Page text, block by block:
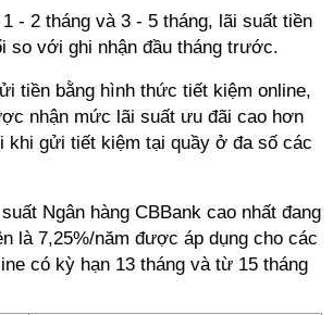
- 2 tháng và 3 - 5 tháng, lãi suất tiền
so với ghi nhận đầu tháng trước.
tiền bằng hình thức tiết kiệm online,
nhận mức lãi suất ưu đãi cao hơn
khi gửi tiết kiệm tại quầy ở đa số các
Ngân hàng CBBank cao nhất đang
là 7,25%/năm được áp dụng cho các
có kỳ hạn 13 tháng và từ 15 tháng